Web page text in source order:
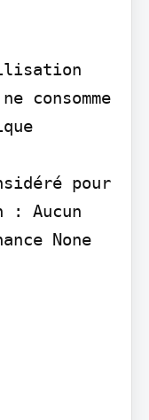
consomme
pour
Aucun
None